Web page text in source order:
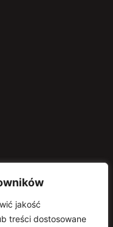
jakość
treści dostosowane